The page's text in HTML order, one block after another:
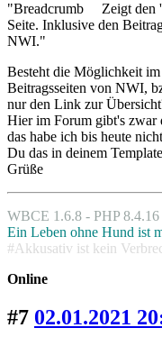
"Breadcrumb Zeigt den
Seite. Inklusive den
NWI."
Besteht die Möglichkeit
Beitragsseiten von NWI,
nur den Link zur
Hier im Forum gibt's zwar
das habe ich bis heute
Du das in deinem
Grüße
WBCE 1.6.8 - PHP
Ein Leben ohne Hund ist
#Akkusativ ist kein
Online
#7 02.01.2021